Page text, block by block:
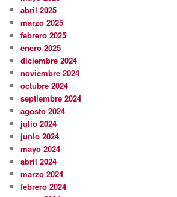
abril 2025
marzo 2025
febrero 2025
enero 2025
diciembre 2024
noviembre 2024
octubre 2024
septiembre 2024
agosto 2024
julio 2024
junio 2024
mayo 2024
abril 2024
marzo 2024
febrero 2024